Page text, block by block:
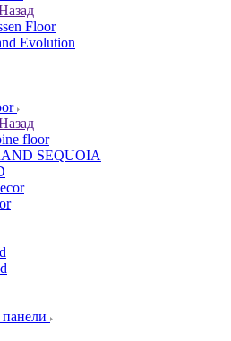
Floor
Evolution
floor
SEQUOIA